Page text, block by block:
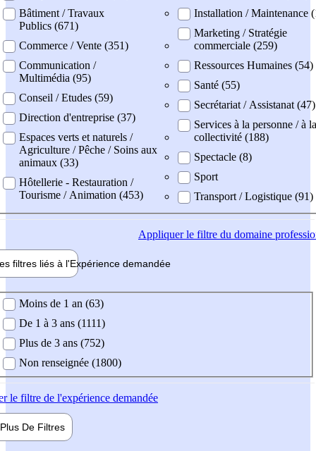
Bâtiment / Travaux
Publics (671)
Commerce / Vente (351)
Communication /
Multimédia (95)
Conseil / Etudes (59)
Direction d'entreprise (37)
Espaces verts et naturels /
Agriculture / Pêche / Soins aux
animaux (33)
Hôtellerie - Restauration /
Tourisme / Animation (453)
Installation / Maintenance
Marketing / Stratégie
commerciale (259)
Ressources Humaines (54)
Santé (55)
Secrétariat / Assistanat (47)
Services à la personne / à la
collectivité (188)
Spectacle (8)
Sport
Transport / Logistique (91)
Appliquerle filtre du domaine
filtres liés à l'Expérience demandée
demandée
Moins de 1 an (63)
De 1 à 3 ans (1111)
Plus de 3 ans (752)
Non renseignée (1800)
le filtre de l'expérience demandée
Plus De Filtres